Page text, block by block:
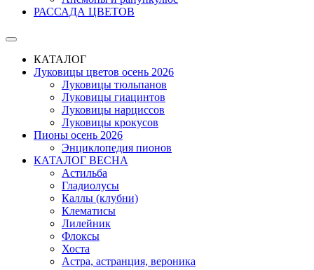
РАССАДА ЦВЕТОВ
КАТАЛОГ
Луковицы цветов осень 2026
Луковицы тюльпанов
Луковицы гиацинтов
Луковицы нарциссов
Луковицы крокусов
Пионы осень 2026
Энциклопедия пионов
КАТАЛОГ ВЕСНА
Астильба
Гладиолусы
Каллы (клубни)
Клематисы
Лилейник
Флоксы
Хоста
Астра, астранция, вероника